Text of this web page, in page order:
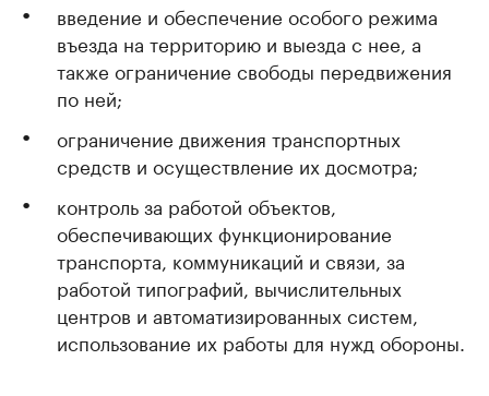
введение и обеспечение особого режима
въезда на территорию и выезда с нее, а
также ограничение свободы передвижения
по ней;
ограничение движения транспортных
средств и осуществление их досмотра;
контроль за работой объектов,
обеспечивающих функционирование
транспорта, коммуникаций и связи, за
работой типографий, вычислительных
центров и автоматизированных систем,
использование их работы для нужд обороны.